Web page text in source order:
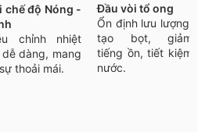
chế độ Nóng -
chỉnh
nhiệt
dễ dàng, mang
sự thoải mái.
Đầu vòi tổ ong
Ổn định lưu lượng
tạo
bọt, giảm
tiếng ồn,tiết kiệm
nước.